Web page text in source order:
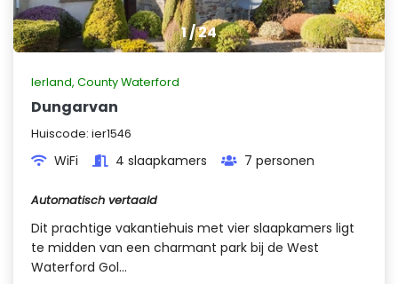
1/24
Ierland, County Waterford
Dungarvan
Huiscode: ier1546
WiFi 4 slaapkamers 7 personen
Automatisch vertaald
Dit prachtige vakantiehuis met vier slaapkamers ligt
te midden van een charmant park bij de West
Waterford Gol...